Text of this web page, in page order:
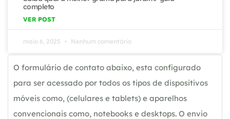
completo
VER POST
maio 6, 2025 Nenhum comentário
O formulário de contato abaixo, esta configurado
para ser acessado por todos os tipos de dispositivos
móveis como, (celulares e tablets) e aparelhos
convencionais como, notebooks e desktops. O envio